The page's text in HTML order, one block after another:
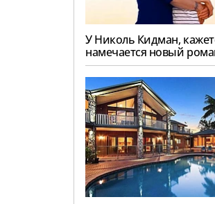
У Николь Кидман,
намечается новый